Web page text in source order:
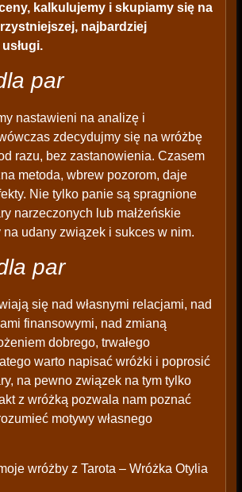
kalkulujemy i skupiamy się na
najbardziej
par
nastawieni na analizę i
zdecydujmy się na wróżbę
razu, bez zastanowienia. Czasem
metoda, wbrew pozorom, daje
Nie tylko panie są spragnione
narzeczonych lub małżeńskie
udany związek i sukces w nim.
par
się nad własnymi relacjami, nad
finansowymi, nad zmianą
dobrego, trwałego
warto napisać wróżki i poprosić
na pewno związek na tym tylko
z wróżką pozwala nam poznać
motywy własnego
wróżby z Tarota – Wróżka Otylia